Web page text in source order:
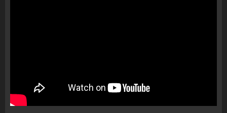
1
ndoqi vrenda pallatit dhe e
vrau: Çfarë thonë fqinjët
AUGUST 8, 2026